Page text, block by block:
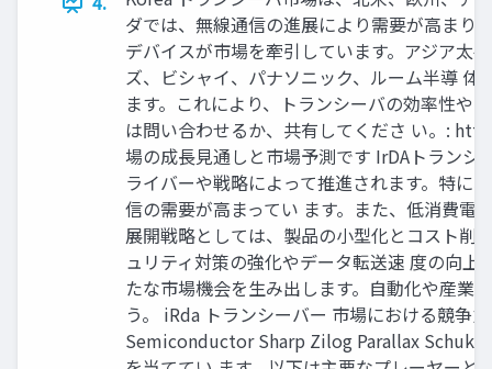
ダでは、無線通信の進展により需要が高まり
デバイスが市場を牽引しています。アジア太
ズ、ビシャイ、パナソニック、ルーム半導
ます。これにより、トランシーバの効率性や
は問い合わせるか、共有してくださ い。:
場の成長見通しと市場予測です IrDAトランシ
ライバーや戦略によって推進されます。特に
信の需要が高まってい ます。また、低消費電
展開戦略としては、製品の小型化とコスト削
ュリティ対策の強化やデータ転送速 度の向
たな市場機会を生み出します。自動化や産業
う。 iRda トランシーバー 市場における競争
Semiconductor Sharp Zilog Parallax